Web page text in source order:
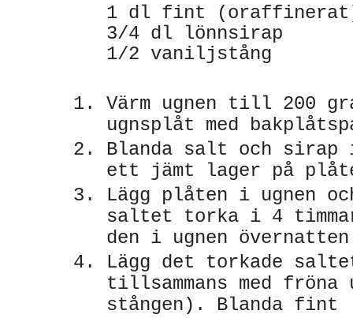
1 dl fint
3/4 dl lönnsirap
1/2 vaniljstång
Värm ugnen till 200
ugnsplåt med
Blanda salt och
ett jämt lager på
Lägg plåten i ugnen
saltet torka i 4
den i ugnen övernatten
Lägg det torkade
tillsammans med
stången). Blanda fint